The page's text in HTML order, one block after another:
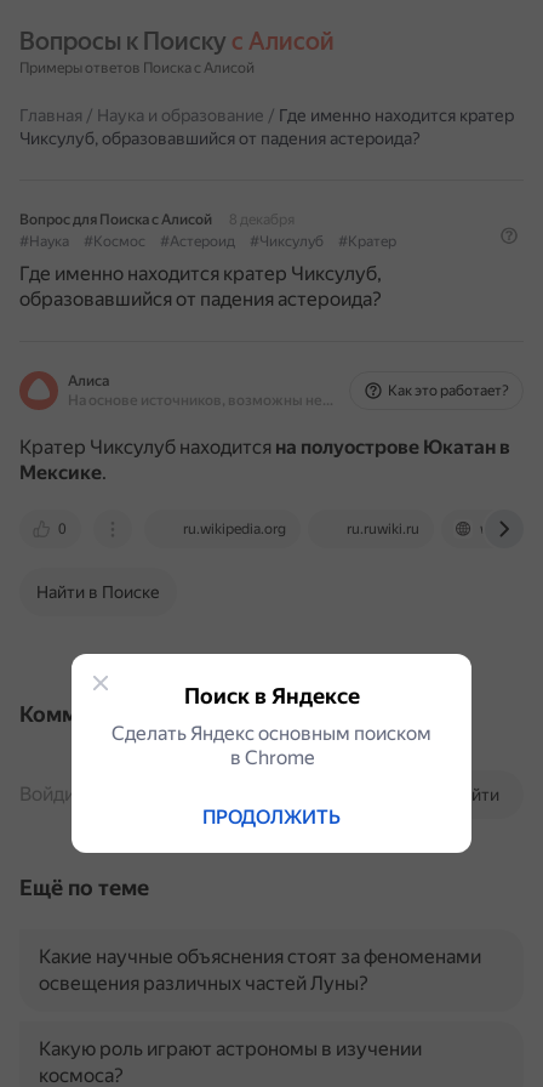
Вопросы к Поиску с Алисой
Примеры ответов Поиска с Алисой
Главная / Наука и образование / Где именно находится кратер
Чиксулуб, образовавшийся от падения астероида?
Вопрос для Поиска с Алисой
8 декабря
#Наука
#Космос #Астероид #Чиксулуб #Кратер
Где именно находится кратер Чиксулуб,
образовавшийся от падения астероида?
Алиса
На основе источников, возможны неточности
Как это работает?
Кратер Чиксулуб находится на полуострове Юкатан в
Мексике.
0 ru.wikipedia.org ru.ruwiki.ru
Найти в Поиске
Комментарии
Войти
Войдите, чтобы комментировать
Ещё по теме
Какие научные объяснения стоят за феноменами
освещения различных частей Луны?
Какую роль играют астрономы в изучении
космоса?
Поиск в Яндексе
Сделать Яндекс основным поиском
в Сhrome
ПРОДОЛЖИТЬ